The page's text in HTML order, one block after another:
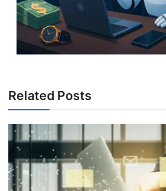
Related Posts